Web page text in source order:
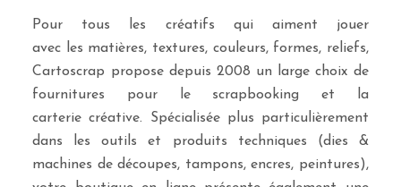
Pour tous les créatifs qui aiment jouer
avec les matières, textures, couleurs, formes, reliefs,
Cartoscrap propose depuis 2008 un large choix de
fournitures pour le scrapbooking et la
carterie créative. Spécialisée plus particulièrement
dans les outils et produits techniques (dies &
machines de découpes, tampons, encres, peintures),